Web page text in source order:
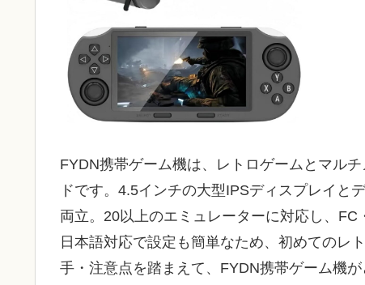
FYDN携帯ゲーム機は、レトロゲームとマル
ドです。4.5インチの大型IPSディスプレイと
両立。20以上のエミュレーターに対応し、FC
日本語対応で設定も簡単なため、初めてのレ
手・注意点を踏まえて、FYDN携帯ゲーム機